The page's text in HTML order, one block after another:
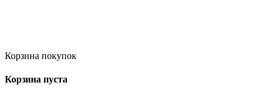
Корзина покупок
Корзина пуста